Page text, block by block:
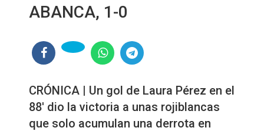
ABANCA, 1-0
CRÓNICA | Un gol de Laura Pérez en el
88' dio la victoria a unas rojiblancas
que solo acumulan una derrota en